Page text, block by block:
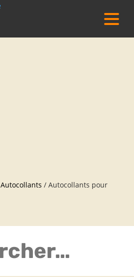
Autocollants / Autocollants pour